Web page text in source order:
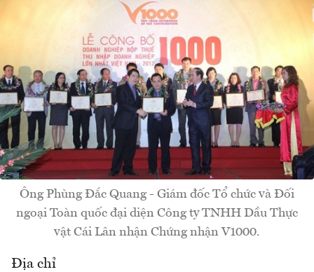
Ông Phùng Đắc Quang - Giám đốc Tổ chức và Đối
ngoại Toàn quốc đại diện Công ty TNHH Dầu Thực
vật Cái Lân nhận Chứng nhận V1000.
Địa chỉ